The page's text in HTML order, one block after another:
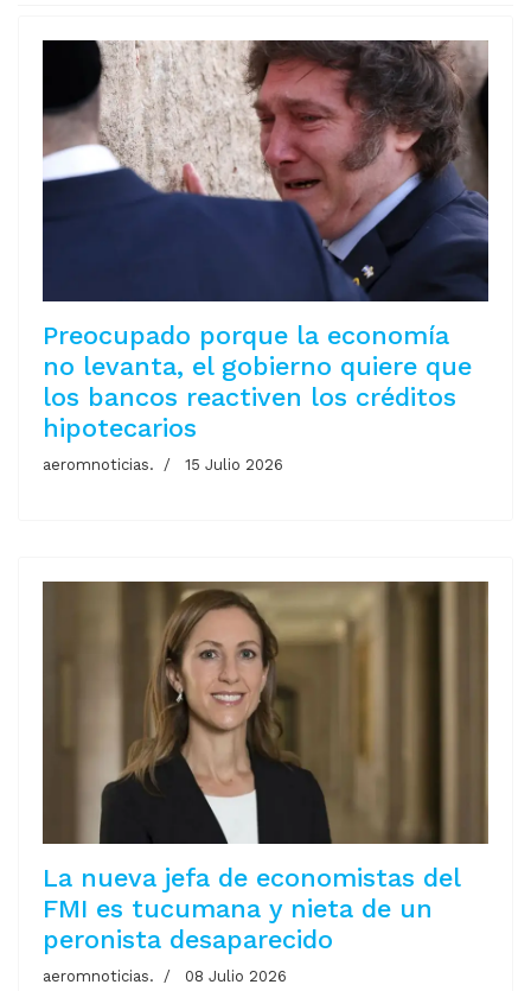
Preocupado porque la economía
no levanta, el gobierno quiere que
los bancos reactiven los créditos
hipotecarios
aeromnoticias. 15 Julio 2026
La nueva jefa de economistas del
FMI es tucumana y nieta de un
peronista desaparecido
aeromnoticias. 08 Julio 2026